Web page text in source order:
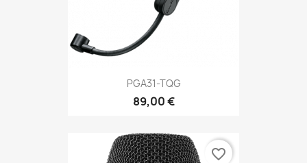
PGA31-TQG
89,00 €
favorite_border